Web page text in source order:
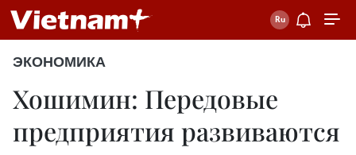
ЭКОНОМИКА
Хошимин: Передовые
предприятия развиваются